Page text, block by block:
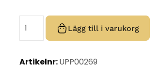
Lägg till i varukorg
Artikelnr:UPP00269